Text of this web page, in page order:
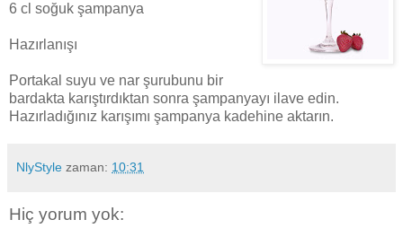
6 cl soğuk şampanya
Hazırlanışı
Portakal suyu ve nar şurubunu bir
bardakta karıştırdıktan sonra şampanyayı ilave edin.
Hazırladığınız karışımı şampanya kadehine aktarın.
NlyStyle zaman: 10:31
Hiç yorum yok: